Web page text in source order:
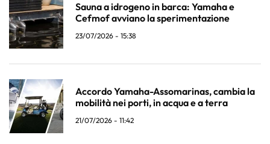
Sauna a idrogeno in barca: Yamaha e
Cefmof avviano la sperimentazione
23/07/2026 - 15:38
Accordo Yamaha-Assomarinas, cambia la
mobilità nei porti, in acqua e a terra
21/07/2026 - 11:42